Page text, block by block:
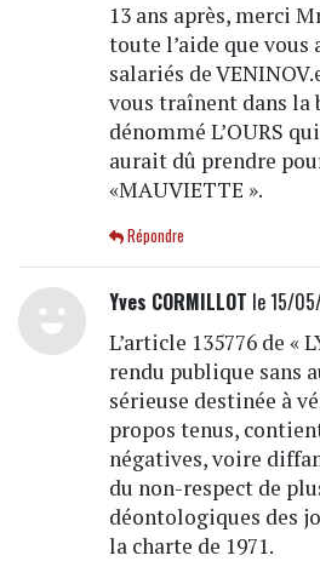
13 ans après, merci
toute l’aide que vous
salariés de
vous traînent dans la
dénommé L’OURS
aurait dû prendre
«MAUVIETTE ».
Répondre
Yves CORMILLOT le 15/
L’article 135776 de «
rendu publique sans
sérieuse destinée à
propos tenus,
négatives, voire
du non-respect de
déontologiques des
la charte de 1971.